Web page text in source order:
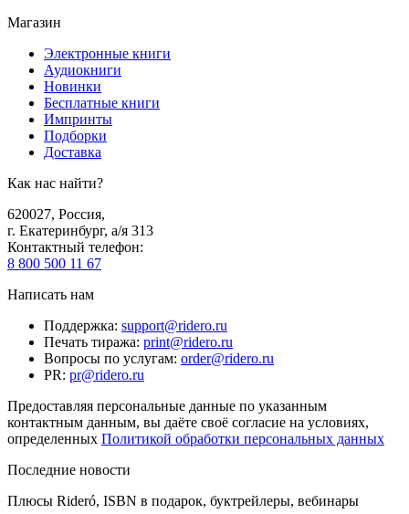
Магазин
Электронные книги
Аудиокниги
Новинки
Бесплатные книги
Импринты
Подборки
Доставка
Как нас найти?
620027, Россия,
г. Екатеринбург, а/я 313
Контактный телефон:
8 800 500 11 67
Написать нам
Поддержка: support@ridero.ru
Печать тиража: print@ridero.ru
Вопросы по услугам: order@ridero.ru
PR: pr@ridero.ru
Предоставляя персональные данные по указанным
контактным данным, вы даёте своё согласие на условиях,
определенных Политикой обработки персональных данных
Последние новости
Плюсы Rideró, ISBN в подарок, буктрейлеры, вебинары